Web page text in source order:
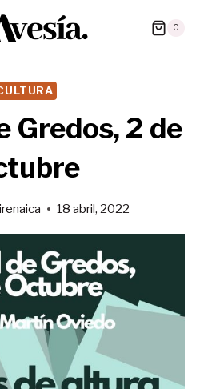
0
Gredos, 2 de
18 abril, 2022